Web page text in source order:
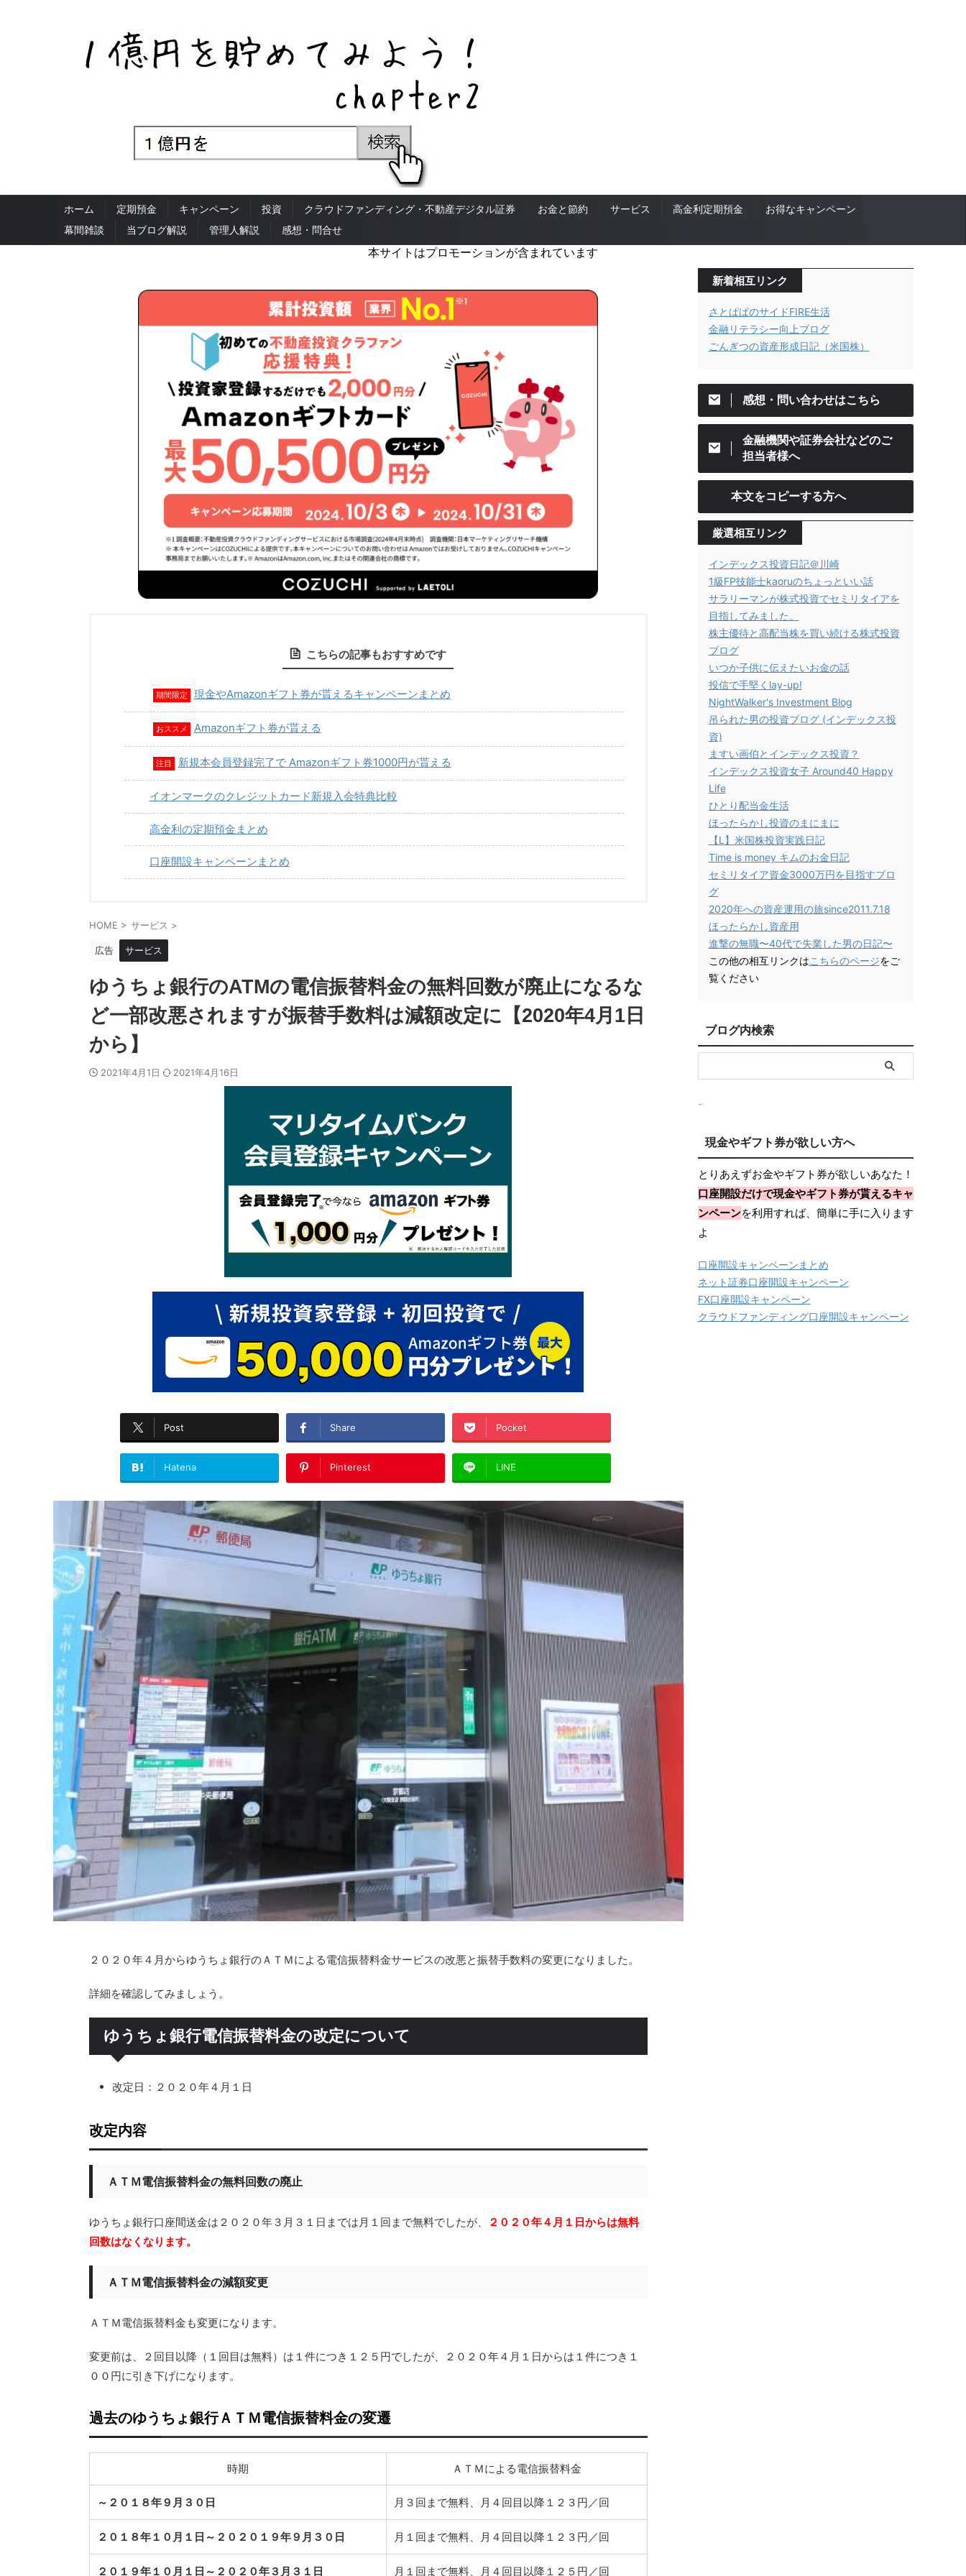
ホーム 定期預金 キャンペーン 投資 クラウドファンディング・不動産デジタル証券 お金と節約 サービス 高金利定期預金
お得なキャンペーン
幕間雑談
当ブログ解説 管理人解説 感想・問合せ
本サイトはプロモーションが含まれています
こちらの記事もおすすめです
期間限定 現金やAmazonギフト券が貰えるキャンペーンまとめ
おススメ Amazonギフト券が貰える
注目 新規本会員登録完了で Amazonギフト券1000円が貰える
イオンマークのクレジットカード新規入会特典比較
高金利の定期預金まとめ
口座開設キャンペーンまとめ
HOME > サービス >
広告 サービス
ゆうちょ銀行のATMの電信振替料金の無料回数が廃止になるな
ど一部改悪されますが振替手数料は減額改定に【2020年4月1日
から】
2021年4月1日 2021年4月16日
Post Share Pocket
Hatena Pinterest LINE
２０２０年４月からゆうちょ銀行のＡＴＭによる電信振替料金サービスの改悪と振替手数料の変更になりました。
詳細を確認してみましょう。
ゆうちょ銀行電信振替料金の改定について
改定日：２０２０年４月１日
改定内容
ＡＴＭ電信振替料金の無料回数の廃止
ゆうちょ銀行口座間送金は２０２０年３月３１日までは月１回まで無料でしたが、
２０２０年４月１日からは無料
回数はなくなります。
ＡＴＭ電信振替料金の減額変更
ＡＴＭ電信振替料金も変更になります。
変更前は、２回目以降（１回目は無料）は１件につき１２５円でしたが、２０２０年４月１日からは１件につき１
００円に引き下げになります。
過去のゆうちょ銀行ＡＴＭ電信振替料金の変遷
時期 ＡＴＭによる電信振替料金
～２０１８年９月３０日 月３回まで無料、月４回目以降１２３円／回
２０１８年１０月１日～２０２０１９年９月３０日 月１回まで無料、月４回目以降１２３円／回
２０１９年１０月１日～２０２０年３月３１日 月１回まで無料、月４回目以降１２５円／回
新着相互リンク
さとぱぱのサイドFIRE生活
金融リテラシー向上ブログ
ごんぎつの資産形成日記（米国株）
感想・問い合わせはこちら
金融機関や証券会社などのご
担当者様へ
本文をコピーする方へ
厳選相互リンク
インデックス投資日記＠川崎
1級FP技能士kaoruのちょっといい話
サラリーマンが株式投資でセミリタイアを
目指してみました。
株主優待と高配当株を買い続ける株式投資
ブログ
いつか子供に伝えたいお金の話
投信で手堅くlay-up!
NightWalker's Investment Blog
吊られた男の投資ブログ (インデックス投
資)
ますい画伯とインデックス投資？
インデックス投資女子 Around40 Happy
Life
ひとり配当金生活
ほったらかし投資のまにまに
【L】米国株投資実践日記
Time is money キムのお金日記
セミリタイア資金3000万円を目指すブロ
グ
2020年への資産運用の旅since2011.7.18
ほったらかし資産用
進撃の無職〜40代で失業した男の日記〜
この他の相互リンクはこちらのページをご
覧ください
ブログ内検索
現金やギフト券が欲しい方へ
とりあえずお金やギフト券が欲しいあなた！
口座開設だけで現金やギフト券が貰えるキャ
ンペーンを利用すれば、簡単に手に入ります
よ
口座開設キャンペーンまとめ
ネット証券口座開設キャンペーン
FX口座開設キャンペーン
クラウドファンディング口座開設キャンペーン